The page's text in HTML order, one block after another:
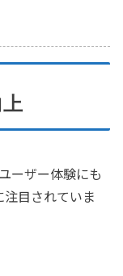
ーザー体験にも
目されていま